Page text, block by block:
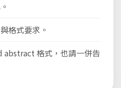
格式要求。
格式，也請一併告